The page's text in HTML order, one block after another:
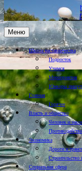
Меню
Школа наставничества
Подросток
Учимся
Мероприятия
Юнкоры пишут
Главная
Горячее
Власть и общество
Человек и
Экономика
Дороги и
Социальная сфера